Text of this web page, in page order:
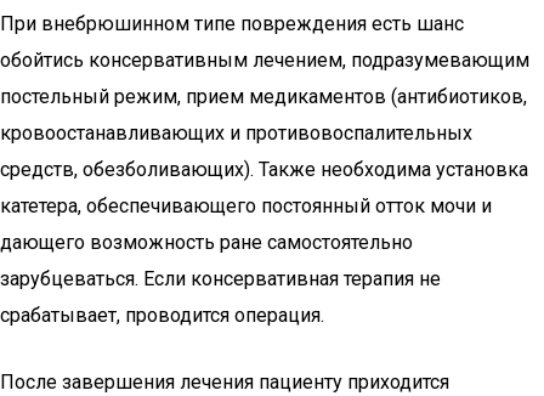
При внебрюшинном типе повреждения есть шанс
обойтись консервативным лечением, подразумевающим
постельный режим, прием медикаментов (антибиотиков,
кровоостанавливающих и противовоспалительных
средств, обезболивающих). Также необходима установка
катетера, обеспечивающего постоянный отток мочи и
дающего возможность ране самостоятельно
зарубцеваться. Если консервативная терапия не
срабатывает, проводится операция.
После завершения лечения пациенту приходится